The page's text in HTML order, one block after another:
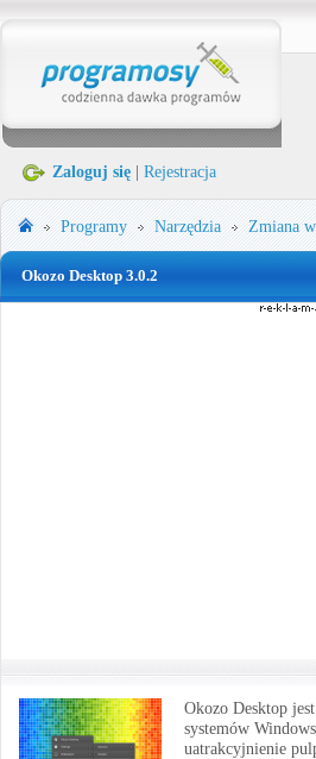
Zaloguj się Rejestracja
Programy Narzędzia Zmiana
Okozo Desktop 3.0.2
Okozo Desktop
systemów
uatrakcyjnienie